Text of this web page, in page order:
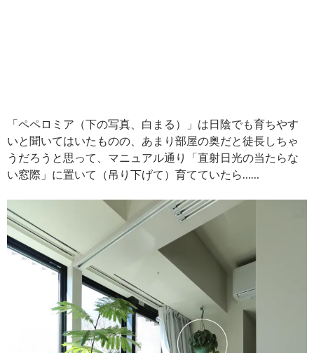
「ペペロミア（下の写真、白まる）」は日陰でも育ちやす
いと聞いてはいたものの、あまり部屋の奥だと徒長しちゃ
うだろうと思って、マニュアル通り「直射日光の当たらな
い窓際」に置いて（吊り下げて）育てていたら……